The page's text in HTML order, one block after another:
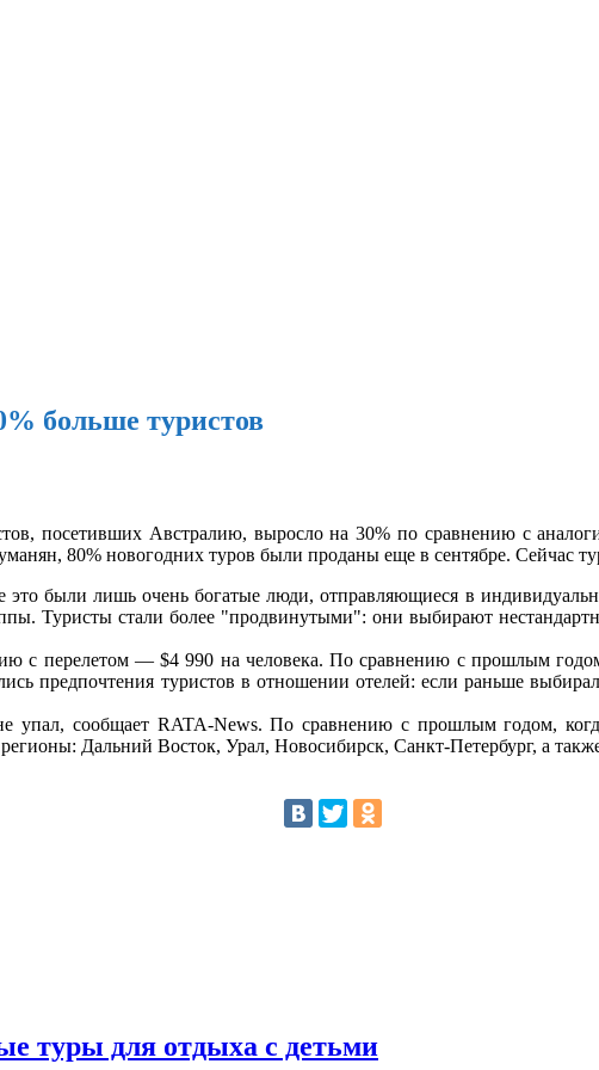
больше туристов
посетивших Австралию, выросло на 30% по сравнению с
80% новогодних туров были проданы еще в сентябре. Сейчас
это были лишь очень богатые люди, отправляющиеся в
Туристы стали более "продвинутыми": они выбирают
с перелетом — $4 990 на человека. По сравнению с прошлым
предпочтения туристов в отношении отелей: если раньше
упал, сообщает RATA-News. По сравнению с прошлым годом,
Дальний Восток, Урал, Новосибирск, Санкт-Петербург, а
туры для отдыха с детьми